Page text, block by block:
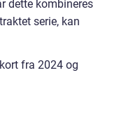
dette kombineres
serie, kan
fra 2024 og